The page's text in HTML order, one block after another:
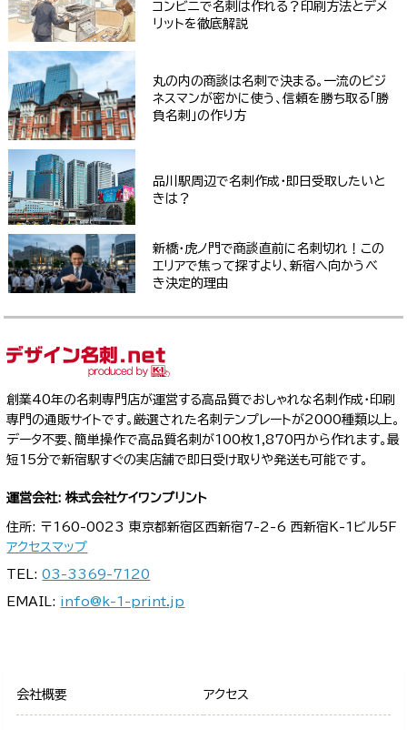
コンビニで名刺は作れる？印刷方法とデメ
リットを徹底解説
丸の内の商談は名刺で決まる。一流のビジ
ネスマンが密かに使う、信頼を勝ち取る「勝
負名刺」の作り方
品川駅周辺で名刺作成・即日受取したいと
きは？
新橋・虎ノ門で商談直前に名刺切れ！この
エリアで焦って探すより、新宿へ向かうべ
き決定的理由
創業40年の名刺専門店が運営する高品質でおしゃれな名刺作成・印刷
専門の通販サイトです。厳選された名刺テンプレートが2000種類以上。
データ不要、簡単操作で高品質名刺が100枚1,870円から作れます。最
短15分で新宿駅すぐの実店舗で即日受け取りや発送も可能です。
運営会社: 株式会社ケイワンプリント
住所: 〒160-0023 東京都新宿区西新宿7-2-6 西新宿K-1ビル5F
アクセスマップ
TEL:03-3369-7120
EMAIL: info@k-1-print.jp
会社概要 アクセス